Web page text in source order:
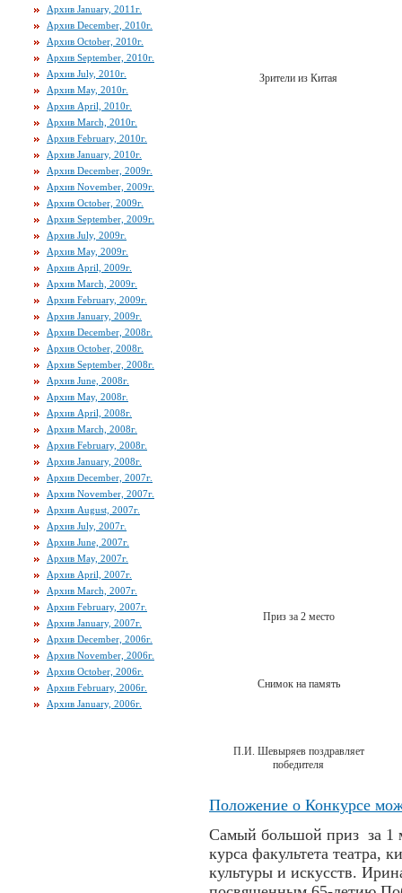
Архив January, 2011г.
Архив December, 2010г.
Архив October, 2010г.
Архив September, 2010г.
Архив July, 2010г.
Архив May, 2010г.
Архив April, 2010г.
Архив March, 2010г.
Архив February, 2010г.
Архив January, 2010г.
Архив December, 2009г.
Архив November, 2009г.
Архив October, 2009г.
Архив September, 2009г.
Архив July, 2009г.
Архив May, 2009г.
Архив April, 2009г.
Архив March, 2009г.
Архив February, 2009г.
Архив January, 2009г.
Архив December, 2008г.
Архив October, 2008г.
Архив September, 2008г.
Архив June, 2008г.
Архив May, 2008г.
Архив April, 2008г.
Архив March, 2008г.
Архив February, 2008г.
Архив January, 2008г.
Архив December, 2007г.
Архив November, 2007г.
Архив August, 2007г.
Архив July, 2007г.
Архив June, 2007г.
Архив May, 2007г.
Архив April, 2007г.
Архив March, 2007г.
Архив February, 2007г.
Архив January, 2007г.
Архив December, 2006г.
Архив November, 2006г.
Архив October, 2006г.
Архив February, 2006г.
Архив January, 2006г.
Зрители из Китая
Приз за 2 место
Снимок на память
П.И. Шевыряев поздравляет
победителя
Положение о Конкурсе
Самый большой приз за 1
курса факультета театра,
культуры и искусств.